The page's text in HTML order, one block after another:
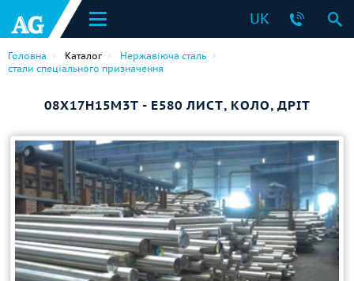
UK
Головна Каталог
Нержавіюча сталь
стали спеціального призначення
08Х17Н15М3Т - Е580 ЛИСТ, КОЛО, ДРІТ